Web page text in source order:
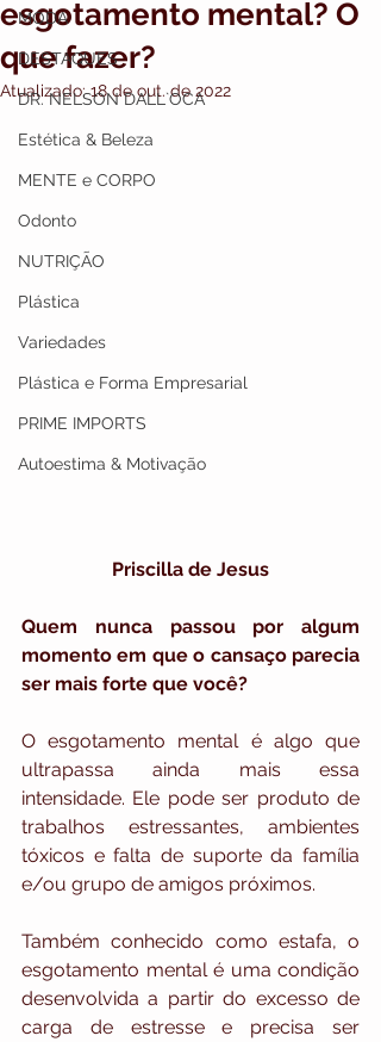
MODA
DESTAQUES
DR. NELSON DALL`OCA
Estética & Beleza
MENTE e CORPO
Odonto
NUTRIÇÃO
Plástica
Variedades
Plástica e Forma Empresarial
PRIME IMPORTS
Autoestima & Motivação
esgotamento mental? O
que fazer?
Atualizado:18 de out. de 2022
Priscilla de Jesus
Quem nunca passou por algum
momento em que o cansaço parecia
ser mais forte que você?
O esgotamento mental é algo que
ultrapassa ainda mais essa
intensidade. Ele pode ser produto de
trabalhos estressantes, ambientes
tóxicos e falta de suporte da família
e/ou grupo de amigos próximos.
Também conhecido como estafa, o
esgotamento mental é uma condição
desenvolvida a partir do excesso de
carga de estresse e precisa ser